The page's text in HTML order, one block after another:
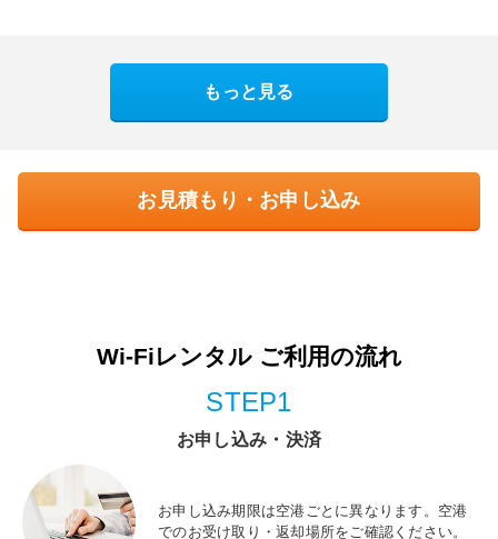
もっと見る
お見積もり・お申し込み
Wi-Fiレンタル ご利用の流れ
STEP1
お申し込み・決済
お申し込み期限は空港ごとに異なります。空港
でのお受け取り・返却場所をご確認ください。